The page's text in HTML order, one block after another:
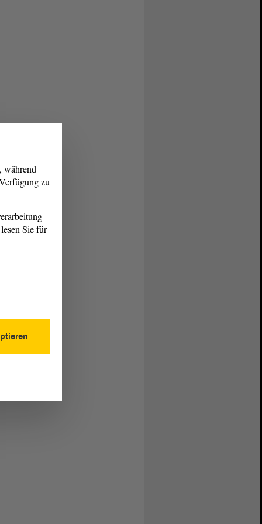
während
zu
Sie für